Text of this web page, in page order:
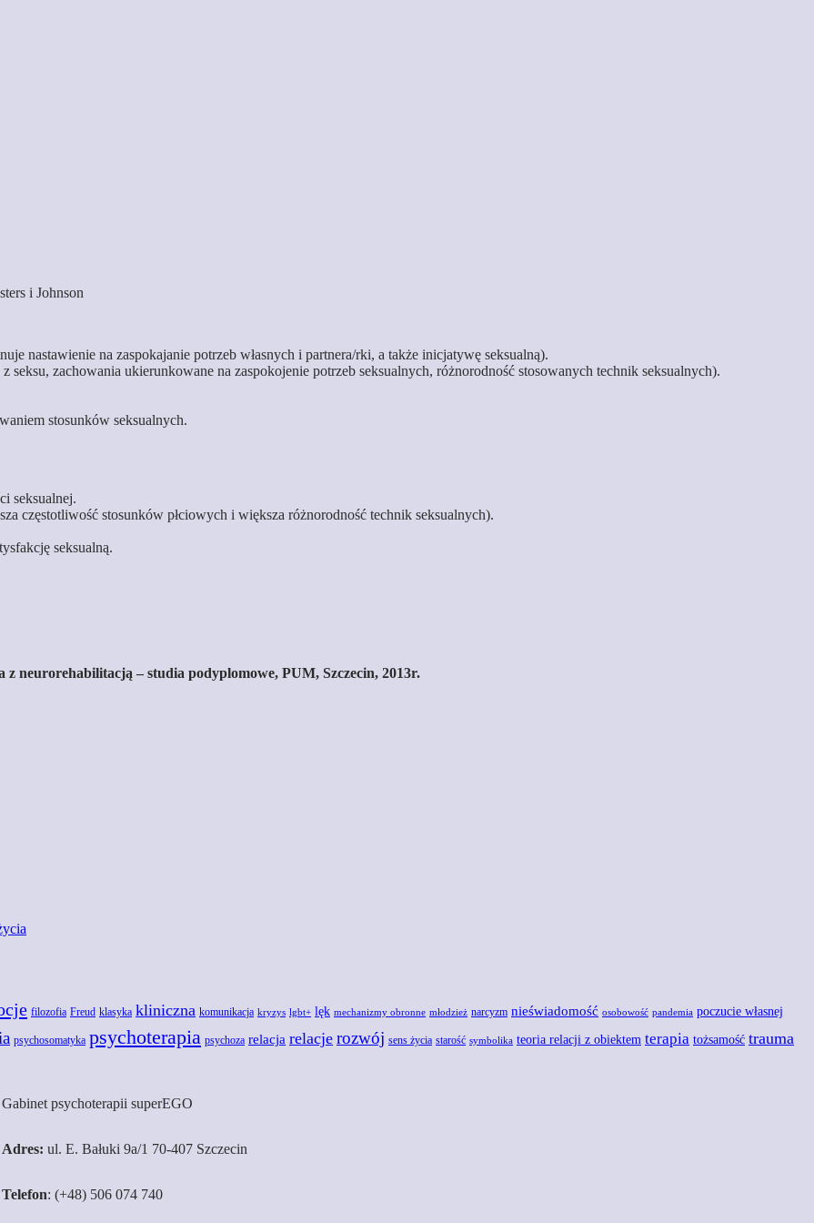
i Johnson
nastawienie na zaspokajanie potrzeb własnych i partnera/rki, a także inicjatywę seksualną).
zachowania ukierunkowane na zaspokojenie potrzeb seksualnych, różnorodność stosowanych technik seksualnych).
stosunków seksualnych.
seksualnej.
częstotliwość stosunków płciowych i większa różnorodność technik seksualnych).
seksualną.
neurorehabilitacją – studia podyplomowe, PUM, Szczecin, 2013r.
filozofia Freud klasyka kliniczna komunikacja kryzys lgbt+ lęk mechanizmy obronne młodzież narcyzm nieświadomość osobowość pandemia poczucie własnej
psychosomatyka psychoterapia psychoza relacja relacje rozwój sens życia starość symbolika teoria relacji z obiektem terapia tożsamość trauma
Gabinet psychoterapii superEGO
Adres: ul. E. Bałuki 9a/1 70-407 Szczecin
Telefon: (+48) 506 074 740